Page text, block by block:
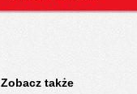
Zobacz także